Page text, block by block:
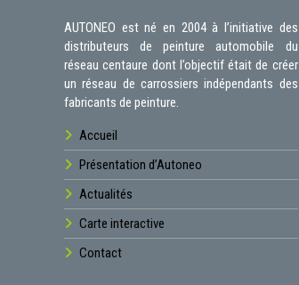
AUTONEO est né en 2004 à l’initiative des
distributeurs de peinture automobile du
réseau centaure dont l’objectif était de créer
un réseau de carrossiers indépendants des
fabricants de peinture.
Accueil
Présentation d’Autoneo
Actualités
Carte interactive
Contact